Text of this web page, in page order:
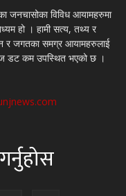
जनचासोका विविध आयामहरुमा
हो । हामी सत्य, तथ्य र
र जगतका समग्र आयामहरुलाई
डट कम उपस्थित भएको छ ।